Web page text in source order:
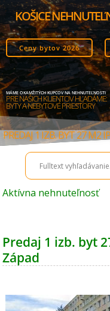
KOŠICE
Ceny bytov 2026
MÁME OKAMŽITÝCH KUPCOV NA NEHNUTEĽNOSTI
PRE NAŠICH KLIENTOV HĽADÁME:
BYTY A NEBYTOVÉ PRIESTORY
PREDAJ 1 IZB. BYT 27 M2
Aktívna nehnuteľnosť
Predaj 1 izb. byt
Západ